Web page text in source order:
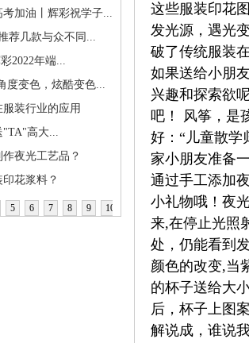
加油丨辉彩祝学子...
荐几款与众不同...
2022年端...
度变色，炫酷变色...
装行业的应用
"TA"高大...
夜光工艺品？
花浆料？
5 6 7 8 9
10
这些服装印花
发光源，遇光
破了传统服装
如果送给小朋
兴趣和探索欲
吧！ 风筝，是
好：“儿童散学
家小朋友准备
通过手工添加
小礼物哦！夜
来,在停止光照
处，仍能看到
颜色的改变,当
的杯子送给大
后，杯子上图
解说成，谁说